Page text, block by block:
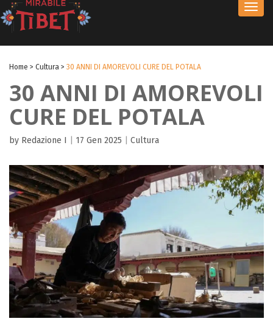
Home > Cultura > 30 ANNI DI AMOREVOLI CURE DEL POTALA
30 ANNI DI AMOREVOLI
CURE DEL POTALA
by Redazione I 17 Gen 2025 Cultura